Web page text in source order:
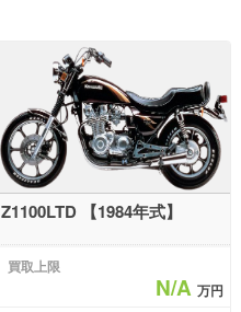
Z1100LTD 【1984年式】
買取上限
N/A 万円